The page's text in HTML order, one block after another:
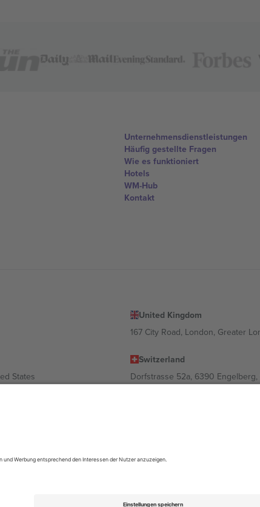
Unternehmensdienstleistungen
Häufig gestellte Fragen
Wie es funktioniert
Hotels
WM-Hub
Kontakt
United Kingdom
167 City Road, London, Greater
States
Switzerland
Dorfstrasse 52a, 6390 Engelberg,
de México, CDMX, Mexico
© 2026 Ticombo. Alle Rechte vorbehalten.